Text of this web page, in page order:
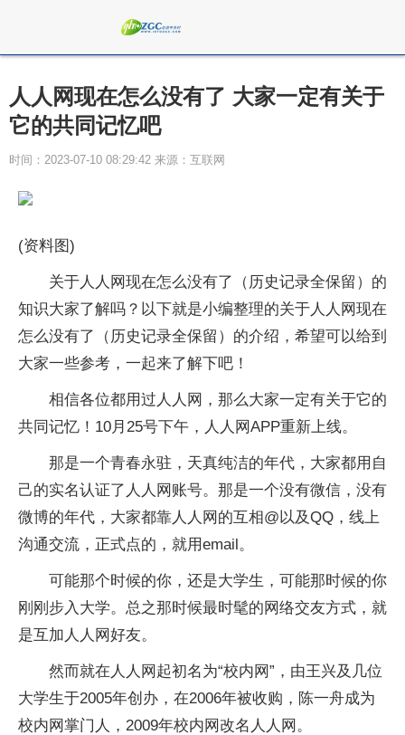
人人网现在怎么没有了 大家一定有关于
它的共同记忆吧
时间：2023-07-10 08:29:42 来源：互联网
(资料图)
关于人人网现在怎么没有了（历史记录全保留）的
知识大家了解吗？以下就是小编整理的关于人人网现在
怎么没有了（历史记录全保留）的介绍，希望可以给到
大家一些参考，一起来了解下吧！
相信各位都用过人人网，那么大家一定有关于它的
共同记忆！10月25号下午，人人网APP重新上线。
那是一个青春永驻，天真纯洁的年代，大家都用自
己的实名认证了人人网账号。那是一个没有微信，没有
微博的年代，大家都靠人人网的互相@以及QQ，线上
沟通交流，正式点的，就用email。
可能那个时候的你，还是大学生，可能那时候的你
刚刚步入大学。总之那时候最时髦的网络交友方式，就
是互加人人网好友。
然而就在人人网起初名为“校内网”，由王兴及几位
大学生于2005年创办，在2006年被收购，陈一舟成为
校内网掌门人，2009年校内网改名人人网。